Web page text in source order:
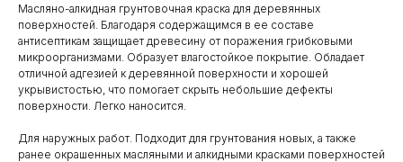
Масляно-алкидная грунтовочная краска для деревянных
поверхностей. Благодаря содержащимся в ее составе
антисептикам защищает древесину от поражения грибковыми
микроорганизмами. Образует влагостойкое покрытие. Обладает
отличной адгезией к деревянной поверхности и хорошей
укрывистостью, что помогает скрыть небольшие дефекты
поверхности. Легко наносится.
Для наружных работ. Подходит для грунтования новых, а также
ранее окрашенных масляными и алкидными красками поверхностей